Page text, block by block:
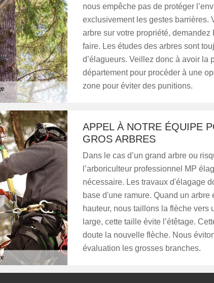
nous empêche pas de protéger
exclusivement les gestes barrières.
arbre sur votre propriété,
faire. Les études des arbres sont
d’élagueurs. Veillez donc à avoir la
département pour procéder à une
zone pour éviter des punitions.
APPEL À NOTRE ÉQUIPE
GROS ARBRES
Dans le cas d’un grand arbre ou
l’arboriculteur professionnel MP
nécessaire. Les travaux d'élagage
base d'une ramure. Quand un
hauteur, nous taillons la flèche vers
large, cette taille évite l’étêtage.
doute la nouvelle flèche. Nous
évaluation les grosses branches.